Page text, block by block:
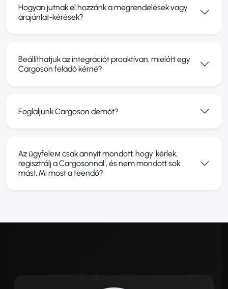
Hogyan jutnak el hozzánk a megrendelések vagy
árajánlat-kérések?
Beállíthatjuk az integrációt proaktívan, mielőtt egy
Cargoson feladó kérné?
Foglaljunk Cargoson demót?
Az ügyfelем csak annyit mondott, hogy 'kérlek,
regisztrálj a Cargosonnál', és nem mondott sok
mást. Mi most a teendő?